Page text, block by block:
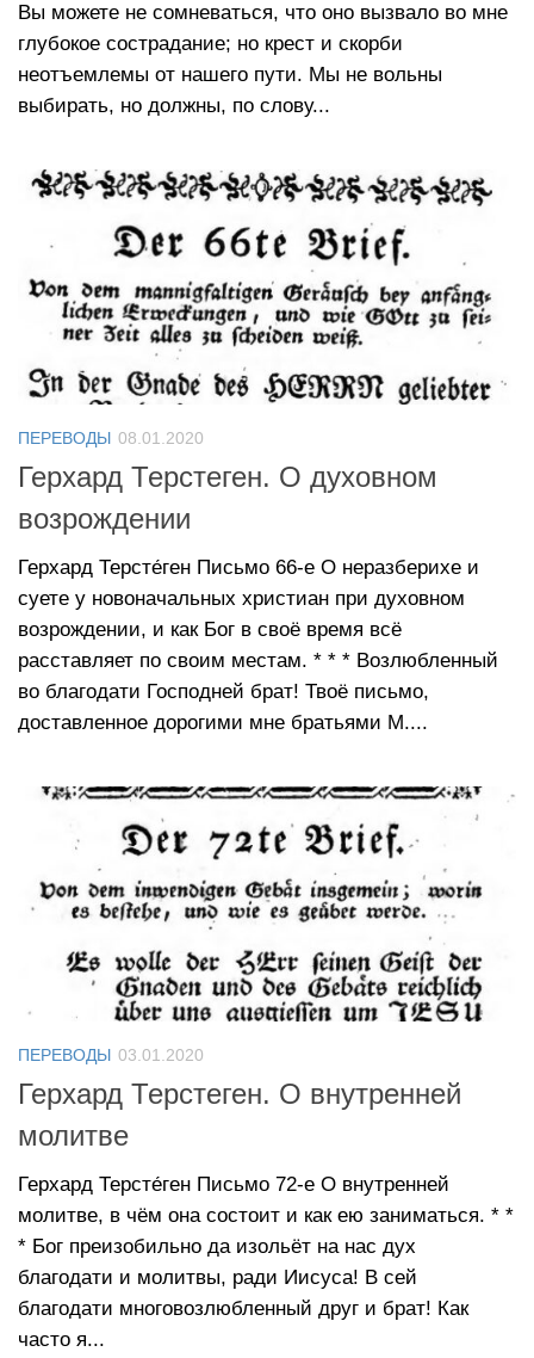
Вы можете не сомневаться, что оно вызвало во мне
глубокое сострадание; но крест и скорби
неотъемлемы от нашего пути. Мы не вольны
выбирать, но должны, по слову...
ПЕРЕВОДЫ 08.01.2020
Герхард Терстеген. О духовном
возрождении
Герхард Терсте́ген Письмо 66-е О неразберихе и
суете у новоначальных христиан при духовном
возрождении, и как Бог в своё время всё
расставляет по своим местам. * * * Возлюбленный
во благодати Господней брат! Твоё письмо,
доставленное дорогими мне братьями М....
ПЕРЕВОДЫ 03.01.2020
Герхард Терстеген. О внутренней
молитве
Герхард Терсте́ген Письмо 72-е О внутренней
молитве, в чём она состоит и как ею заниматься. * *
* Бог преизобильно да изольёт на нас дух
благодати и молитвы, ради Иисуса! В сей
благодати многовозлюбленный друг и брат! Как
часто я...